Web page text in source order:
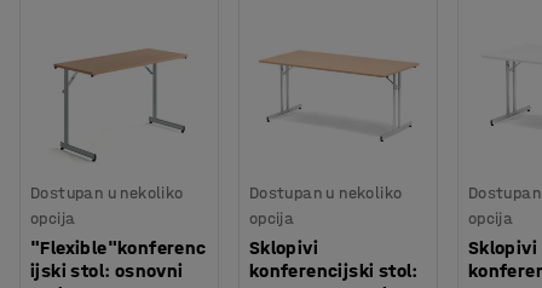
Dostupan u nekoliko
opcija
"Flexible"konferenc
ijski stol: osnovni
Dostupan u nekoliko
opcija
Sklopivi
konferencijski stol:
opcija
Sklopivi